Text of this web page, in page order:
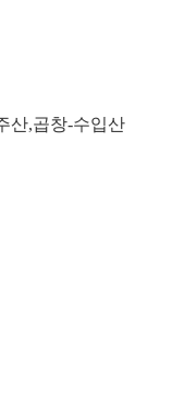
산,곱창-수입산